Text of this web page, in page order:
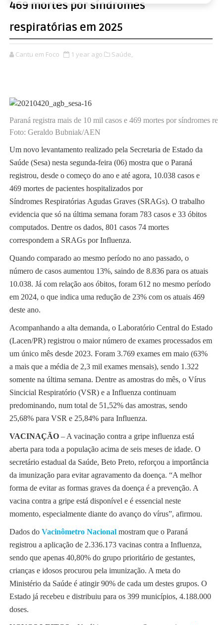
469 mortes por síndromes
respiratórias em 2025
Cantu em Foco 1 year ago Saúde,
Paraná registra mais de 10 mil casos e 469 mortes por síndromes
Foto: Geraldo Bubniak/AEN
Um novo levantamento realizado pela Secretaria de Estado da
Saúde (Sesa) nesta segunda-feira (06) mostra que o Paraná
registrou, desde o começo do ano e até agora, 10.038 casos e
469 mortes de pacientes hospitalizados por
Síndromes Respiratórias Agudas Graves (SRAGs). O trabalho
evidencia que só na última semana foram 783 casos e 33 óbitos
computados. Dentre os dados, 801 casos 74 mortes
correspondem a SRAGs por Influenza.
Quando comparado ao mesmo período no ano passado, o
número de casos aumentou 13%, saindo de 8.836 para os atuais
10.038. Já com relação aos óbitos, foram 612 no mesmo período
em 2024, o que indica uma redução de 23% com os atuais 469
deste ano.
Acompanhando a alta demanda, o Laboratório Central do Estado
(Lacen/PR) registrou o maior número de exames processados em
um único mês desde 2023. Foram 3.769 exames em maio (63%
a mais que a média de 2,3 mil exames mensais), sendo 1.322
somente na última semana. Dentre as amostras do mês, o Vírus
Sincicial Respiratório (VSR) e a Influenza continuam
predominando, num total de 51,52% das amostras, sendo
25,68% para VSR e 25,84% para Influenza.
VACINAÇÃO – A vacinação contra a gripe influenza está
aberta para toda a população acima de seis meses de idade. O
secretário estadual da Saúde, Beto Preto, reforçou a importância
da imunização para evitar agravamento da doença. “A melhor
forma de evitar as formas graves da doença é a prevenção. A
vacina contra a gripe está disponível e é essencial neste
momento, especialmente diante do avanço do vírus”, afirmou.
Dados do Vacinômetro Nacionalmostram que o Paraná
registrou a aplicação de 2.336.173 vacinas contra a Influenza,
sendo que apenas 40,80% do grupo prioritário de gestantes,
crianças e idosos procurou pela imunização. A meta do
Ministério da Saúde é atingir 90% de cada um destes grupos. O
Estado já recebeu e distribuiu para os 399 municípios, 4.188.000
doses.